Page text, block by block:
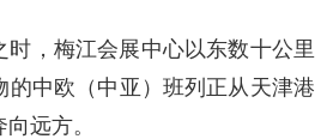
时，梅江会展中心以东数十公里
的中欧（中亚）班列正从天津港
远方。